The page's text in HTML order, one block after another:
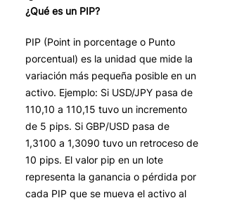
¿Qué es un PIP?
PIP (Point in porcentage o Punto
porcentual) es la unidad que mide la
variación más pequeña posible en un
activo. Ejemplo: Si USD/JPY pasa de
110,10 a 110,15 tuvo un incremento
de 5 pips. Si GBP/USD pasa de
1,3100 a 1,3090 tuvo un retroceso de
10 pips. El valor pip en un lote
representa la ganancia o pérdida por
cada PIP que se mueva el activo al